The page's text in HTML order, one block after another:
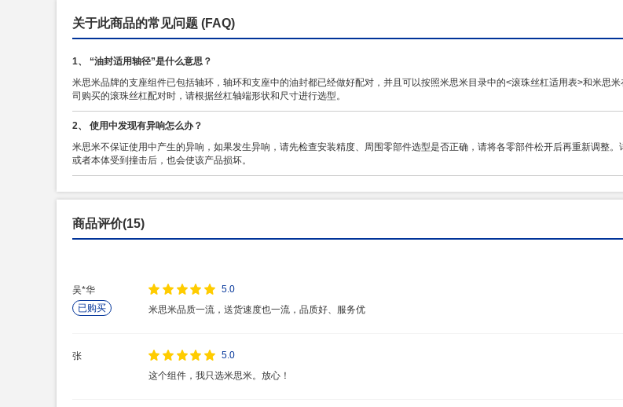
关于此商品的常见问题 (FAQ)
1、 “油封适用轴径”是什么意思？
米思米品牌的支座组件已包括轴环，轴环和支座中的油封都已经做好配对，并且可以按照米思米目录中的<滚珠丝杠适用表>和米思
司购买的滚珠丝杠配对时，请根据丝杠轴端形状和尺寸进行选型。
2、 使用中发现有异响怎么办？
米思米不保证使用中产生的异响，如果发生异响，请先检查安装精度、周围零部件选型是否正确，请将各零部件松开后再重新调整
或者本体受到撞击后，也会使该产品损坏。
商品评价(15)
吴*华
已购买
5.0
米思米品质一流，送货速度也一流，品质好、服务优
张 5.0
这个组件，我只选米思米。放心！